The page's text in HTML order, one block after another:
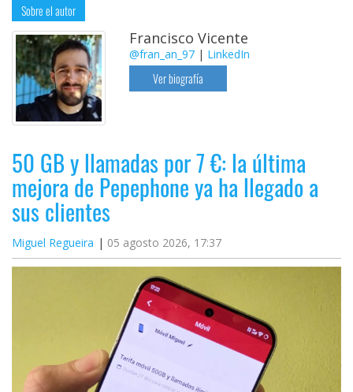
Sobre el autor
Francisco Vicente
@fran_an_97 | LinkedIn
Ver biografía
50 GB y llamadas por 7 €: la última
mejora de Pepephone ya ha llegado a
sus clientes
Miguel Regueira 05 agosto 2026, 17:37